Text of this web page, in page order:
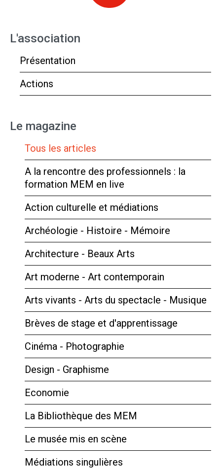
L'association
Présentation
Actions
Le magazine
Tous les articles
A la rencontre des professionnels : la
formation MEM en live
Action culturelle et médiations
Archéologie - Histoire - Mémoire
Architecture - Beaux Arts
Art moderne - Art contemporain
Arts vivants - Arts du spectacle - Musique
Brèves de stage et d'apprentissage
Cinéma - Photographie
Design - Graphisme
Economie
La Bibliothèque des MEM
Le musée mis en scène
Médiations singulières